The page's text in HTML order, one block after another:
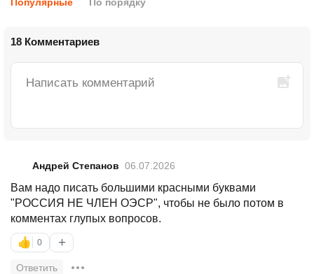
18 Комментариев
Андрей Степанов 06.07.2026
Вам надо писать большими красными буквами
"РОССИЯ НЕ ЧЛЕН ОЭСР", чтобы не было потом в
комментах глупых вопросов.
👍 0 +
Ответить